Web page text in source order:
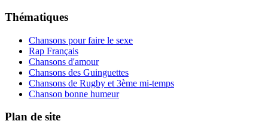
Thématiques
Chansons pour faire le sexe
Rap Français
Chansons d'amour
Chansons des Guinguettes
Chansons de Rugby et 3ème mi-temps
Chanson bonne humeur
Plan de site